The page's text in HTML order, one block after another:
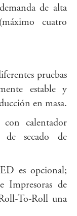
de alta
cuatro
pruebas
estable y
en masa.
con calentador
de secado de
es opcional;
Impresoras de
To-Roll una